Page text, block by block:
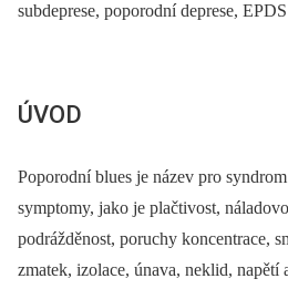
subdeprese, poporodní deprese, EPDS
ÚVOD
Poporodní blues je název pro
symptomy, jako je plačtivost,
podrážděnost, poruchy koncentrace,
zmatek, izolace, únava, neklid, napětí